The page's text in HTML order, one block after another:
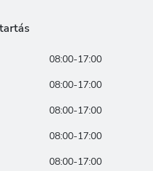
08:00-17:00
08:00-17:00
08:00-17:00
08:00-17:00
08:00-17:00